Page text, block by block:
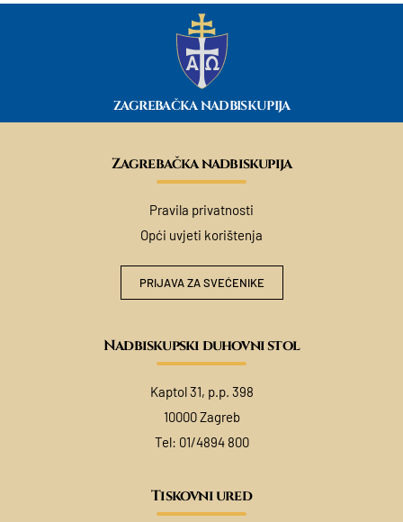
ZAGREBAČKA NADBISKUPIJA
Zagrebačka nadbiskupija
Pravila privatnosti
Opći uvjeti korištenja
PRIJAVA ZA SVEĆENIKE
Nadbiskupski duhovni stol
Kaptol 31, p.p. 398
10000 Zagreb
Tel: 01/4894 800
Tiskovni ured